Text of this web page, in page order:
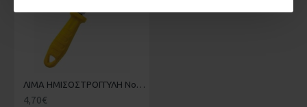
ΛΙΜΑ ΗΜΙΣΟΣΤΡΟΓΓΥΛΗ Νο 10 FF-GROUP 14780 ME TΣΑΜΠΙ
4,70€